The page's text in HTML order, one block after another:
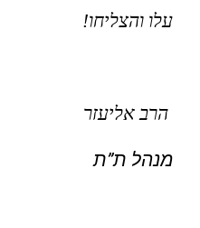
עלו והצליחו!
הרב אליעזר
מנהל ת”ת